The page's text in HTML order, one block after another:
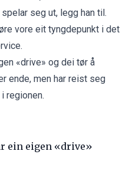
seg ut, legg han til.
vore eit tyngdepunkt i det
«drive» og dei tør å
ende, men har reist seg
regionen.
ein eigen «drive»